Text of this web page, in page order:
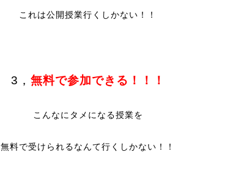
これは公開授業行くしかない！！
3， 無料で参加できる！！！
こんなにタメになる授業を
無料で受けられるなんて行くしかない！！